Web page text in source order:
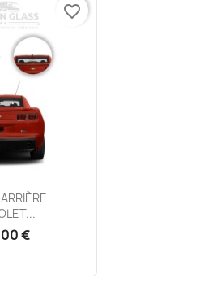
rapide
€
favorite_border